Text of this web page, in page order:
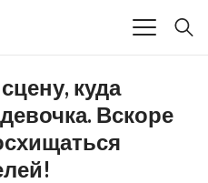
куда
Вскоре